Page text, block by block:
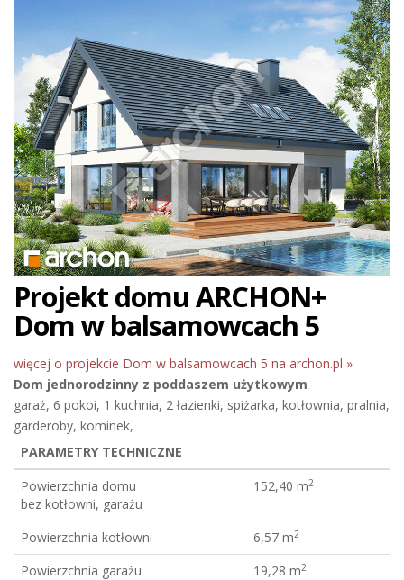
Projekt domu ARCHON+
Dom w balsamowcach 5
więcej o projekcie Dom w balsamowcach 5 na archon.pl »
Dom jednorodzinny z poddaszem użytkowym
garaż, 6 pokoi, 1 kuchnia, 2 łazienki, spiżarka, kotłownia, pralnia,
garderoby, kominek,
PARAMETRY TECHNICZNE
Powierzchnia domu
bez kotłowni, garażu
152,40 m2
Powierzchnia kotłowni 6,57 m2
Powierzchnia garażu 19,28 m2